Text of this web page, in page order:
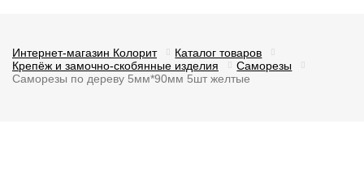
Интернет-магазин Колорит
Каталог товаров
Крепёж и замочно-скобянные изделия
Саморезы
Саморезы по дереву 5мм*90мм 5шт желтые